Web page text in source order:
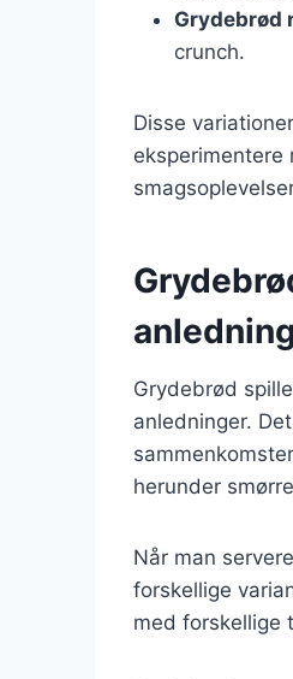
Grydebrød
crunch.
Disse
Grydebrød
anledninger.
herunder
Når man
forskellige
med forskellige